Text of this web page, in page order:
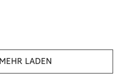
MEHR LADEN